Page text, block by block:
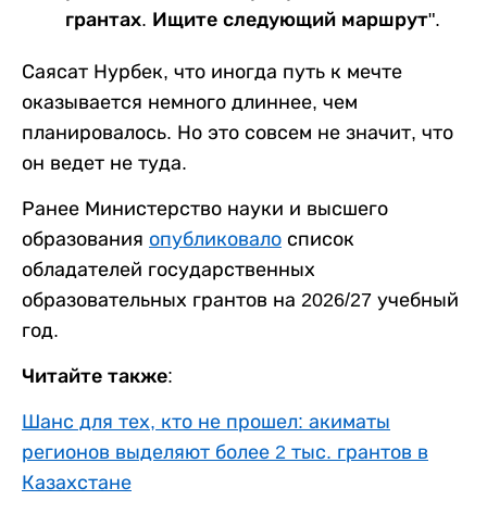
грантах. Ищите следующий маршрут".
Саясат Нурбек, что иногда путь к мечте
оказывается немного длиннее, чем
планировалось. Но это совсем не значит, что
он ведет не туда.
Ранее Министерство науки и высшего
образования опубликовало список
обладателей государственных
образовательных грантов на 2026/27 учебный
год.
Читайте также:
Шанс для тех, кто не прошел: акиматы
регионов выделяют более 2 тыс. грантов в
Казахстане